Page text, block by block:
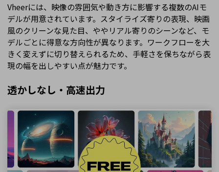
Vheerには、映像の雰囲気や動き方に影響する複数のAIモ
デルが用意されています。スタイライズ寄りの表現、映画
風のクリーンな見た目、ややリアル寄りのシーンなど、モ
デルごとに得意な方向性が異なります。ワークフローを大
きく変えずに切り替えられるため、手軽さを保ちながら表
現の幅を出しやすい点が魅力です。
透かしなし・高速出力